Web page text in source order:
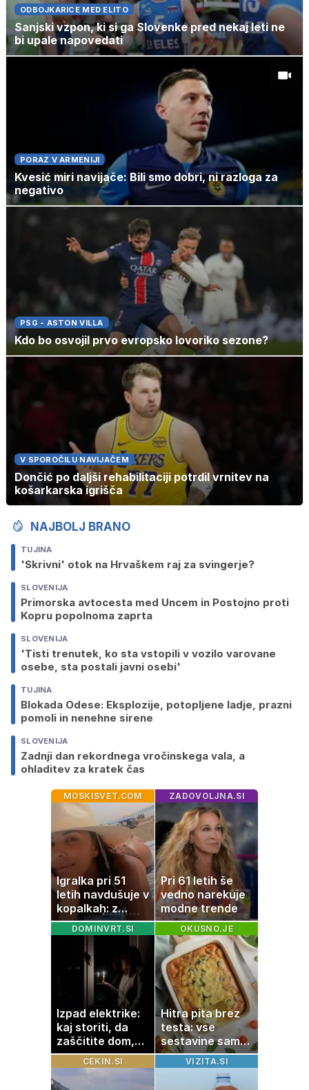
ODBOJKARICE MED ELITO
Sanjski vzpon, ki si ga Slovenke pred nekaj leti ne
bi upale napovedati
PORAZ V ARMENIJI
Kvesić miri navijače: Bili smo dobri, ni razloga za
negativo
PSG - ASTON VILLA
Kdo bo osvojil prvo evropsko lovoriko sezone?
V SPOROČILU NAVIJAČEM
Dončić po daljši rehabilitaciji potrdil vrnitev na
košarkarska igrišča
NAJBOLJ BRANO
TUJINA
'Skrivni' otok na Hrvaškem raj za svingerje?
SLOVENIJA
Primorska avtocesta med Uncem in Postojno proti
Kopru popolnoma zaprta
SLOVENIJA
'Tisti trenutek, ko sta vstopili v vozilo varovane
osebe, sta postali javni osebi'
TUJINA
Blokada Odese: Eksplozije, potopljene ladje, prazni
pomoli in nenehne sirene
SLOVENIJA
Zadnji dan rekordnega vročinskega vala, a
ohladitev za kratek čas
MOSKISVET.COM
Igralka pri 51
letih navdušuje v
kopalkah: z
možem uživa v
romantičnem
poletju
ZADOVOLJNA.SI
Pri 61 letih še
vedno narekuje
modne trende
DOMINVRT.SI
Izpad elektrike:
kaj storiti, da
zaščitite dom,
hrano in
elektronske
naprave
OKUSNO.JE
Hitra pita brez
testa: vse
sestavine samo
zmešate in
pečica opravi
CEKIN.SI VIZITA.SI